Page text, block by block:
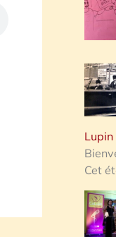
Lupin
Cet